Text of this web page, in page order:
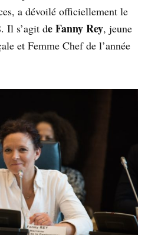
a dévoilé officiellement le
Il s’agit de Fanny Rey, jeune
et Femme Chef de l’année